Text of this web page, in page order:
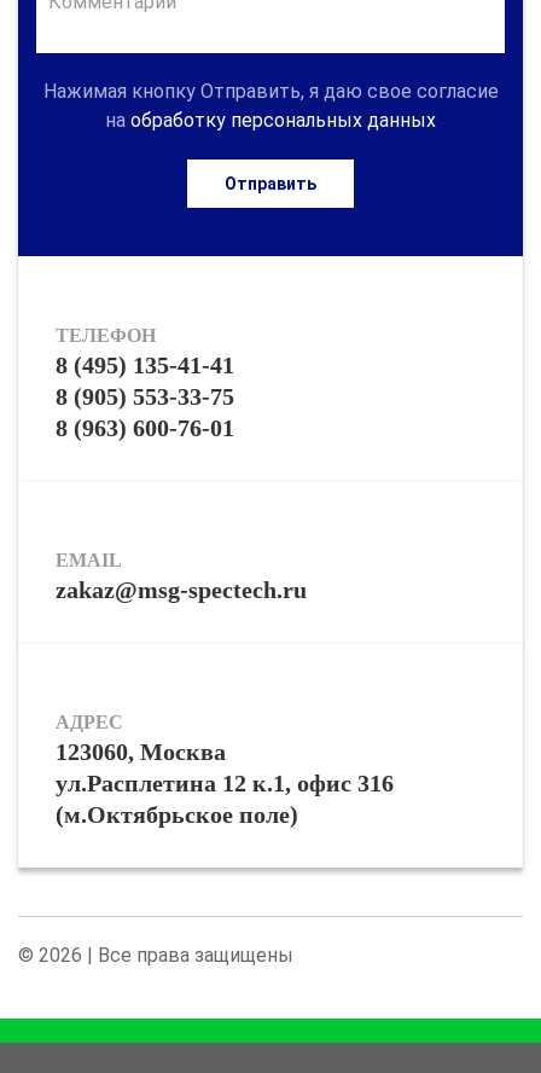
Нажимая кнопку Отправить, я даю свое согласие
на обработку персональных данных
Отправить
ТЕЛЕФОН
8 (495) 135-41-41
8 (905) 553-33-75
8 (963) 600-76-01
EMAIL
zakaz@msg-spectech.ru
АДРЕС
123060, Москва
ул.Расплетина 12 к.1, офис 316
(м.Октябрьское поле)
© 2026 | Все права защищены